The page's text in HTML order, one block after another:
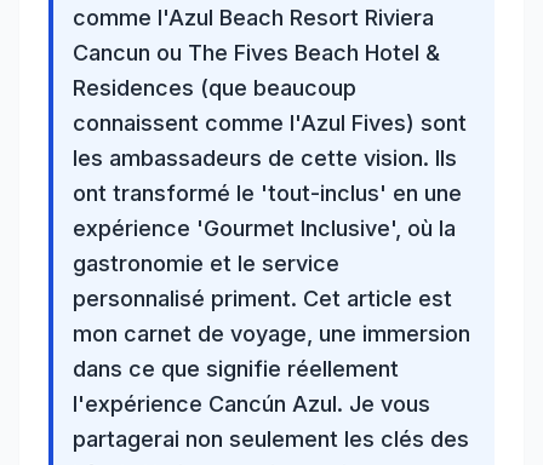
comme l'Azul Beach Resort Riviera
Cancun ou The Fives Beach Hotel &
Residences (que beaucoup
connaissent comme l'Azul Fives) sont
les ambassadeurs de cette vision. Ils
ont transformé le 'tout-inclus' en une
expérience 'Gourmet Inclusive', où la
gastronomie et le service
personnalisé priment. Cet article est
mon carnet de voyage, une immersion
dans ce que signifie réellement
l'expérience Cancún Azul. Je vous
partagerai non seulement les clés des